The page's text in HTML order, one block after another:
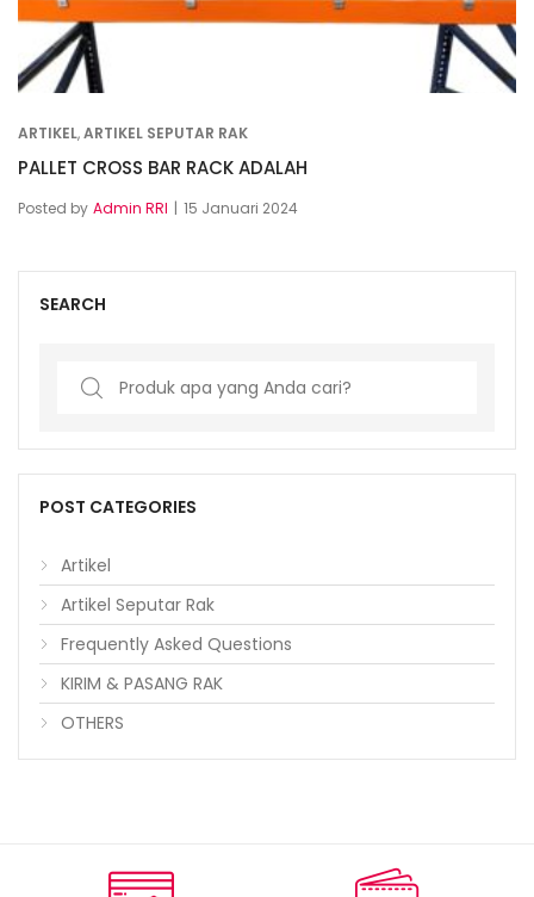
ARTIKEL,ARTIKEL SEPUTAR RAK
PALLET CROSS BAR RACK ADALAH
Posted by Admin RRI 15 Januari 2024
SEARCH
Search
POST CATEGORIES
Artikel
Artikel Seputar Rak
Frequently Asked Questions
KIRIM & PASANG RAK
OTHERS